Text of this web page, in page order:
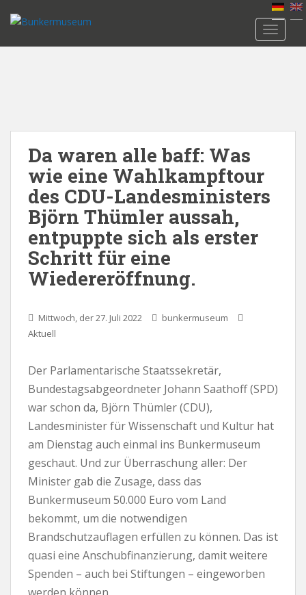
Da waren alle baff: Was
wie eine Wahlkampftour
des CDU-Landesministers
Björn Thümler aussah,
entpuppte sich als erster
Schritt für eine
Wiedereröffnung.
Mittwoch, der 27. Juli 2022
bunkermuseum
Aktuell
Der Parlamentarische Staatssekretär,
Bundestagsabgeordneter Johann Saathoff (SPD)
war schon da, Björn Thümler (CDU),
Landesminister für Wissenschaft und Kultur hat
am Dienstag auch einmal ins Bunkermuseum
geschaut. Und zur Überraschung aller: Der
Minister gab die Zusage, dass das
Bunkermuseum 50.000 Euro vom Land
bekommt, um die notwendigen
Brandschutzauflagen erfüllen zu können. Das ist
quasi eine Anschubfinanzierung, damit weitere
Spenden – auch bei Stiftungen – eingeworben